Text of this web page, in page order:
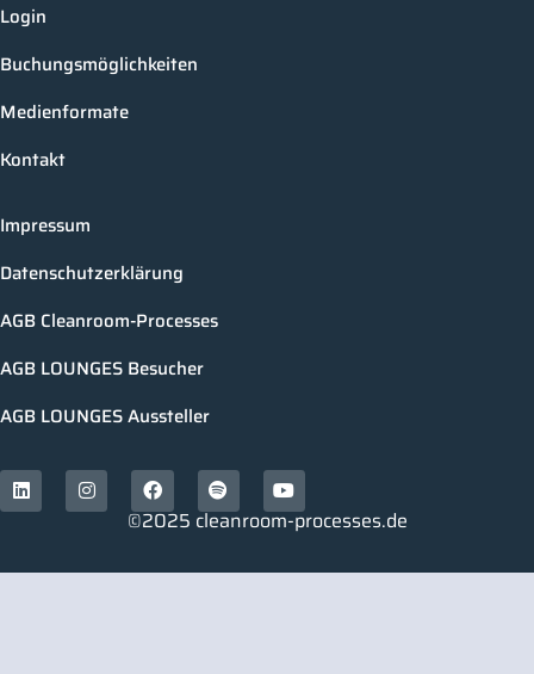
Login
Buchungsmöglichkeiten
Medienformate
Kontakt
Impressum
Datenschutzerklärung
AGB Cleanroom-Processes
AGB LOUNGES Besucher
AGB LOUNGES Aussteller
©2025 cleanroom-processes.de